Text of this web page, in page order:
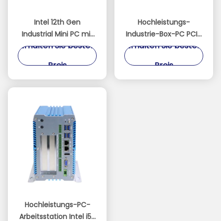
Intel 12th Gen
Industrial Mini PC mit
2xCANBUS und DIN-Rail
Erhalten Sie besten
Preis
Hochleistungs-
Industrie-Box-PC PCIe
PCI Intel i7-1255U 6 x
Erhalten Sie besten
Preis
Hochleistungs-PC-
Arbeitsstation Intel i5-